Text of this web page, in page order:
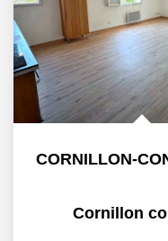
Cornillon